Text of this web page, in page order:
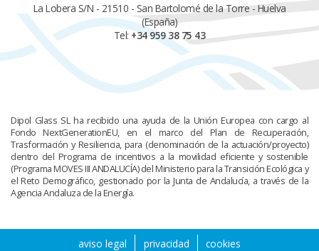
La Lobera S/N - 21510 - San Bartolomé de la Torre - Huelva
(España)
Tel: +34 959 38 75 43
Dipol Glass SL ha recibido una ayuda de la Unión Europea con cargo al
Fondo NextGenerationEU, en el marco del Plan de Recuperación,
Trasformación y Resiliencia, para (denominación de la actuación/proyecto)
dentro del Programa de incentivos a la movilidad eficiente y sostenible
(Programa MOVES III ANDALUCÍA) del Ministerio para la Transición Ecológica y
el Reto Demográfico, gestionado por la Junta de Andalucía, a través de la
Agencia Andaluza de la Energía.
aviso legal privacidad cookies